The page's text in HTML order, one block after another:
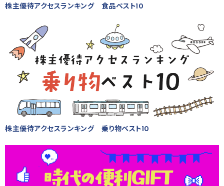
株主優待アクセスランキング 食品ベスト10
株主優待アクセスランキング 乗り物ベスト10